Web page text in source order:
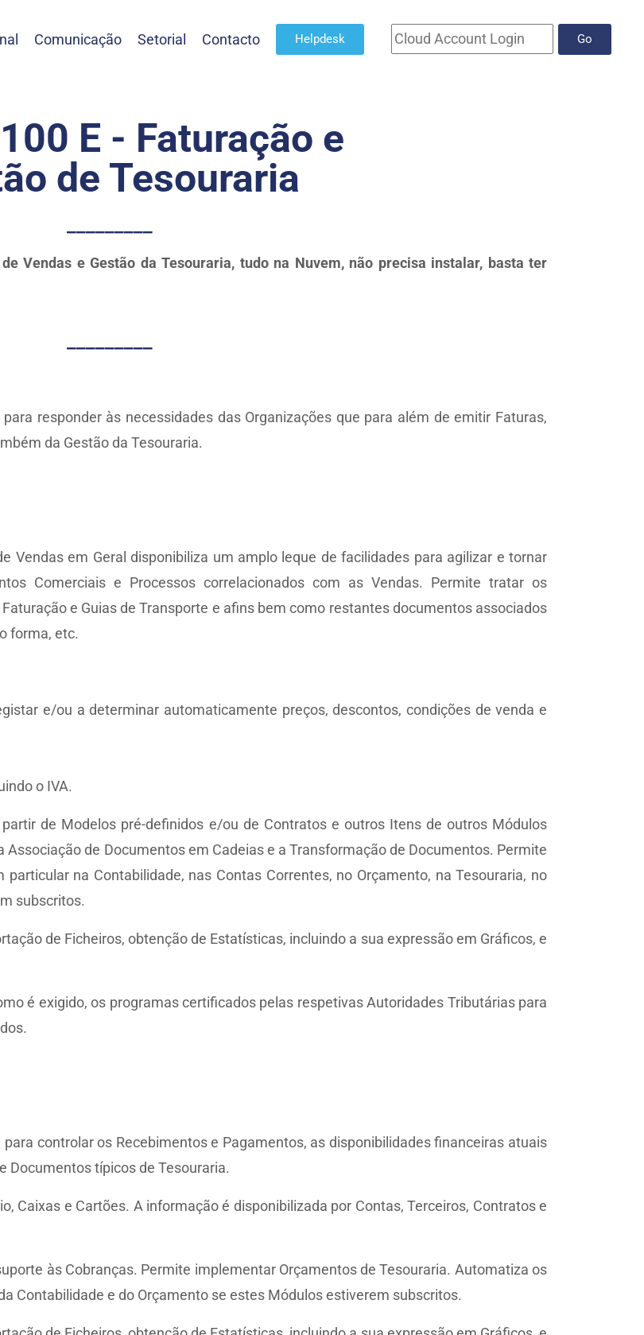
Comunicação Setorial Contacto Helpdesk Go
E - Faturação e
de Tesouraria
Vendas e Gestão da Tesouraria, tudo na Nuvem, não precisa instalar, basta ter
responder às necessidades das Organizações que para além de emitir Faturas,
da Gestão da Tesouraria.
Vendas em Geral disponibiliza um amplo leque de facilidades para agilizar e tornar
Comerciais e Processos correlacionados com as Vendas. Permite tratar os
e Guias de Transporte e afins bem como restantes documentos associados
forma, etc.
e/ou a determinar automaticamente preços, descontos, condições de venda e
o IVA.
de Modelos pré-definidos e/ou de Contratos e outros Itens de outros Módulos
de Documentos em Cadeias e a Transformação de Documentos. Permite
na Contabilidade, nas Contas Correntes, no Orçamento, na Tesouraria, no
subscritos.
de Ficheiros, obtenção de Estatísticas, incluindo a sua expressão em Gráficos, e
é exigido, os programas certificados pelas respetivas Autoridades Tributárias para
controlar os Recebimentos e Pagamentos, as disponibilidades financeiras atuais
Documentos típicos de Tesouraria.
Caixas e Cartões. A informação é disponibilizada por Contas, Terceiros, Contratos e
às Cobranças. Permite implementar Orçamentos de Tesouraria. Automatiza os
Contabilidade e do Orçamento se estes Módulos estiverem subscritos.